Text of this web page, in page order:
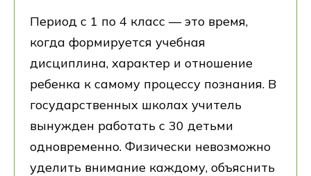
Период с 1 по 4 класс — это время,
когда формируется учебная
дисциплина, характер и отношение
ребенка к самому процессу познания. В
государственных школах учитель
вынужден работать с 30 детьми
одновременно. Физически невозможно
уделить внимание каждому, объяснить